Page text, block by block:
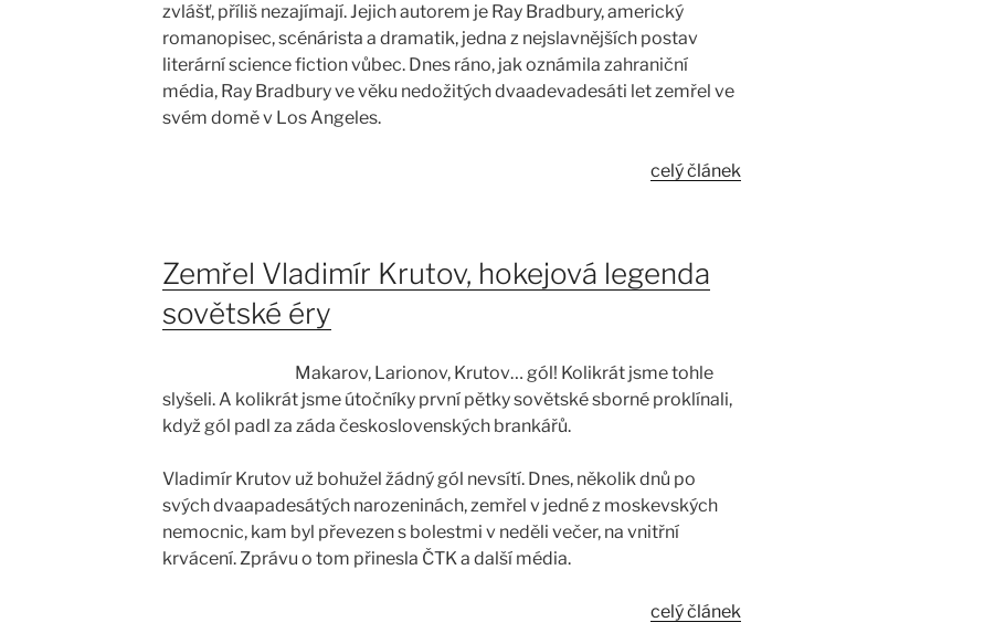
zvlášť, příliš nezajímají. Jejich autorem je Ray Bradbury, americký
romanopisec, scénárista a dramatik, jedna z nejslavnějších postav
literární science fiction vůbec. Dnes ráno, jak oznámila zahraniční
média, Ray Bradbury ve věku nedožitých dvaadevadesáti let zemřel ve
svém domě v Los Angeles.
celý článek
Zemřel Vladimír Krutov, hokejová legenda
sovětské éry
Makarov, Larionov, Krutov… gól! Kolikrát jsme tohle
slyšeli. A kolikrát jsme útočníky první pětky sovětské sborné proklínali,
když gól padl za záda československých brankářů.
Vladimír Krutov už bohužel žádný gól nevsítí. Dnes, několik dnů po
svých dvaapadesátých narozeninách, zemřel v jedné z moskevských
nemocnic, kam byl převezen s bolestmi v neděli večer, na vnitřní
krvácení. Zprávu o tom přinesla ČTK a další média.
celý článek